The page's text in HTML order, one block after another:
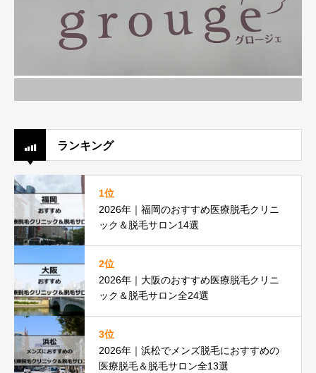
ランキング
1位
2026年｜福岡のおすすめ医療脱毛クリニ
ック＆脱毛サロン14選
2位
2026年｜大阪のおすすめ医療脱毛クリニ
ック＆脱毛サロン全24選
3位
2026年｜浜松でメンズ脱毛におすすめの
医療脱毛＆脱毛サロン全13選